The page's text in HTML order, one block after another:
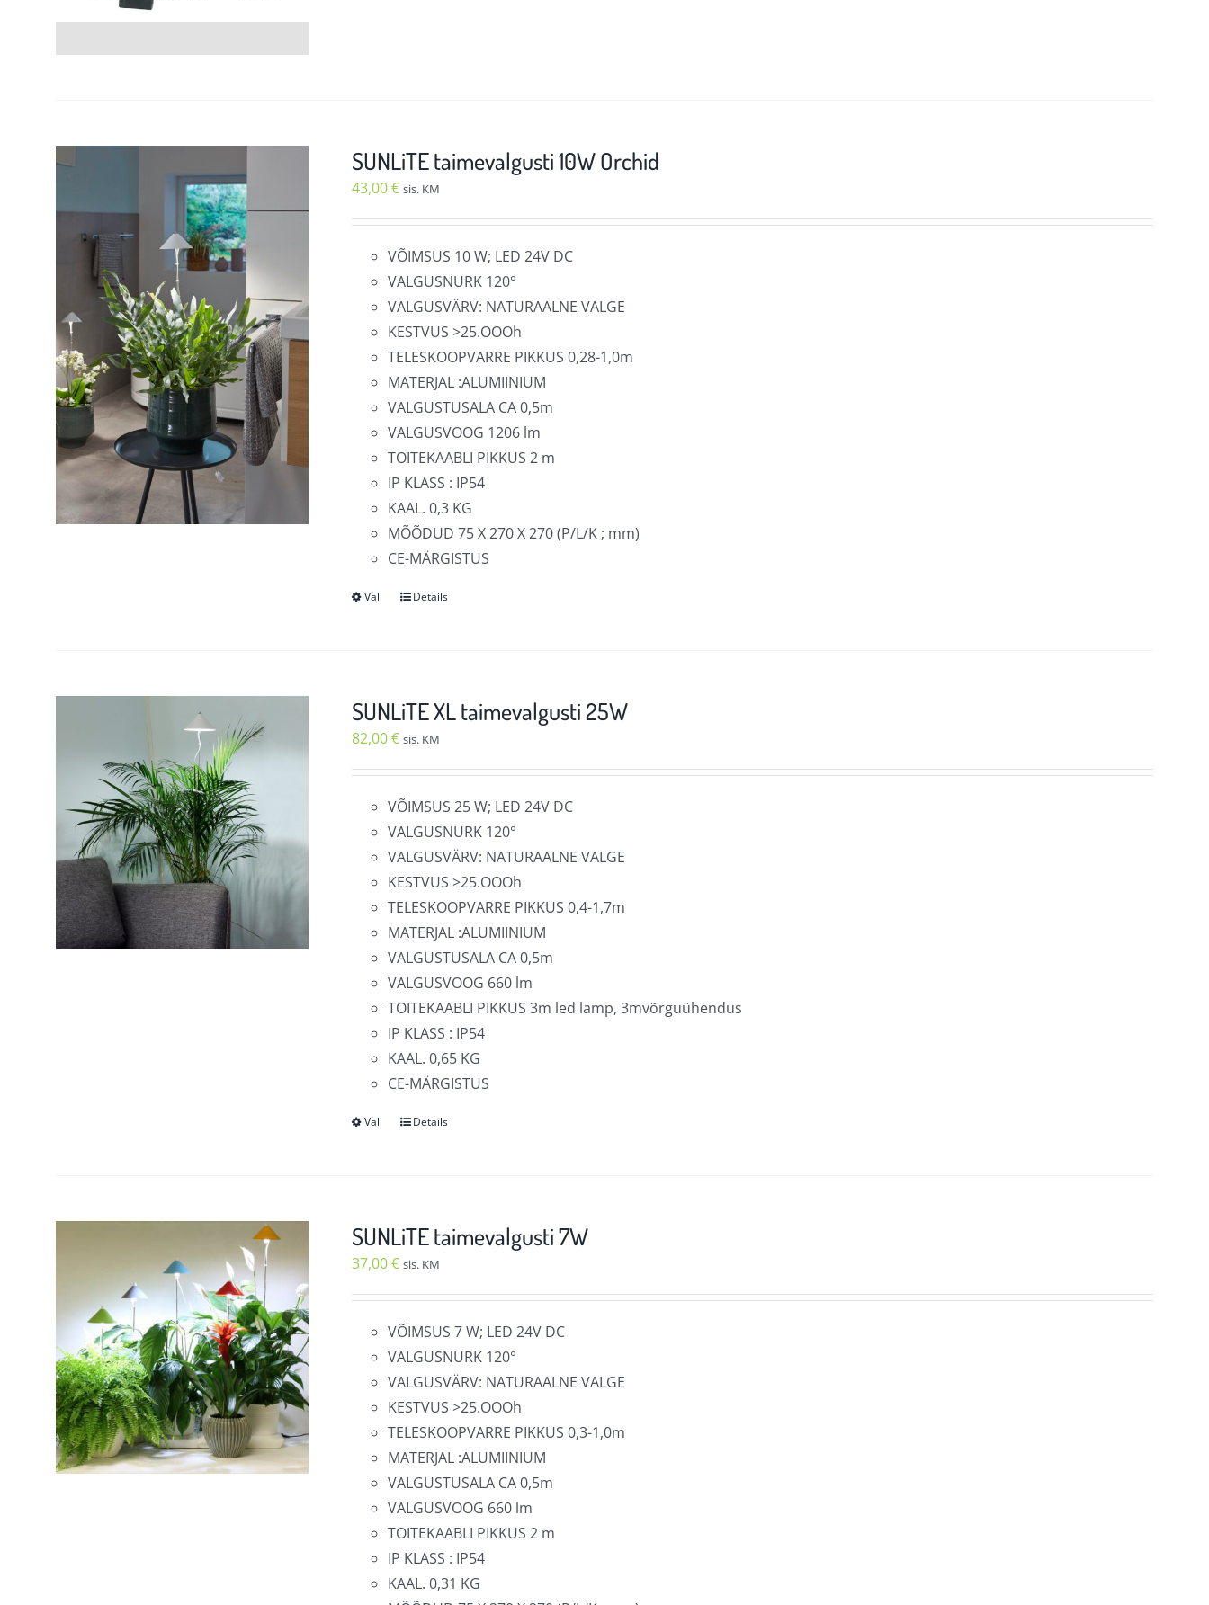
tootelehel.
SUNLiTE taimevalgusti 10W Orchid
43,00€ sis. KM
VÕIMSUS 10 W; LED 24V DC
VALGUSNURK 120°
VALGUSVÄRV: NATURAALNE VALGE
KESTVUS >25.OOOh
TELESKOOPVARRE PIKKUS 0,28-1,0m
MATERJAL :ALUMIINIUM
VALGUSTUSALA CA 0,5m
VALGUSVOOG 1206 lm
TOITEKAABLI PIKKUS 2 m
IP KLASS : IP54
KAAL. 0,3 KG
MÕÕDUD 75 X 270 X 270 (P/L/K ; mm)
CE-MÄRGISTUS
Vali
Sellel
varianti.
Valikuid
teha
tootelehel.
Details
SUNLiTE XL taimevalgusti 25W
82,00€ sis. KM
VÕIMSUS 25 W; LED 24V DC
VALGUSNURK 120°
VALGUSVÄRV: NATURAALNE VALGE
KESTVUS ≥25.OOOh
TELESKOOPVARRE PIKKUS 0,4-1,7m
MATERJAL :ALUMIINIUM
VALGUSTUSALA CA 0,5m
VALGUSVOOG 660 lm
TOITEKAABLI PIKKUS 3m led lamp, 3mvõrguühendus
IP KLASS : IP54
KAAL. 0,65 KG
CE-MÄRGISTUS
Vali
Sellel
varianti.
Valikuid
teha
tootelehel.
Details
SUNLiTE taimevalgusti 7W
37,00€ sis. KM
VÕIMSUS 7 W; LED 24V DC
VALGUSNURK 120°
VALGUSVÄRV: NATURAALNE VALGE
KESTVUS >25.OOOh
TELESKOOPVARRE PIKKUS 0,3-1,0m
MATERJAL :ALUMIINIUM
VALGUSTUSALA CA 0,5m
VALGUSVOOG 660 lm
TOITEKAABLI PIKKUS 2 m
IP KLASS : IP54
KAAL. 0,31 KG